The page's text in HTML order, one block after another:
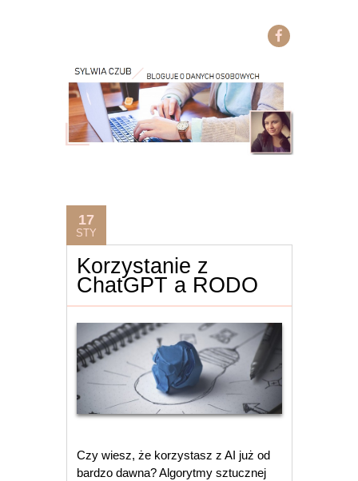
17
STY
Korzystanie z
ChatGPT a RODO
Czy wiesz, że korzystasz z AI już od
bardzo dawna? Algorytmy sztucznej